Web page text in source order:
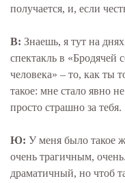
получается, и, если
В: Знаешь, я тут на
спектакль в «Бродячей
человека» – то, как ты
такое: мне стало явно
просто страшно за тебя.
Ю: У меня было такое
очень трагичным,
драматичный, но чтоб